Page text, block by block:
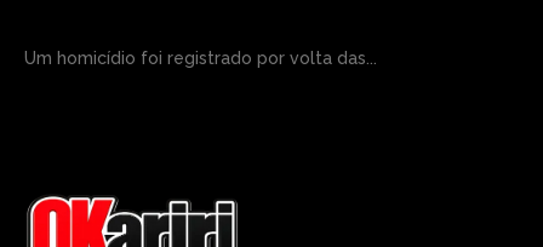
Um homicídio foi registrado por volta das...